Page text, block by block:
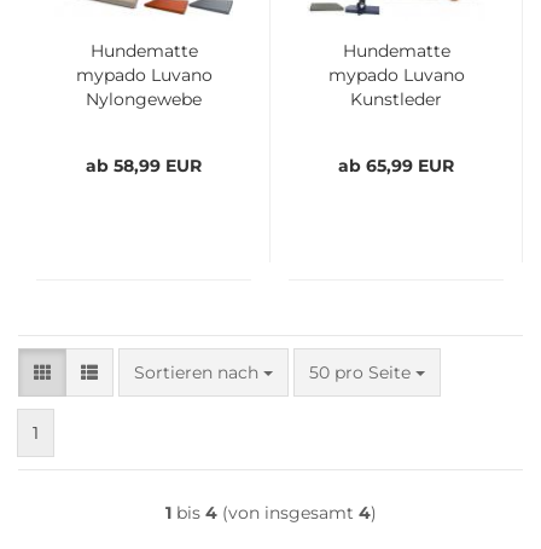
Hundematte
mypado Luvano
Nylongewebe
ab 58,99 EUR
Hundematte
mypado Luvano
Kunstleder
ab 65,99 EUR
Sortieren nach
Sortieren nach 50 pro Seite
pro Seite
1
1bis 4(von insgesamt 4)